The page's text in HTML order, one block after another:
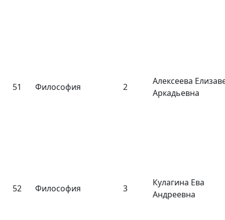
51 Философия 2
Алексеева
Аркадьевна
52 Философия 3
Кулагина Ева
Андреевна